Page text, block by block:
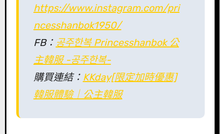
https://www.instagram.com/pri
ncesshanbok1950/
FB： 공주한복 Princesshanbok 公
主韓服 -공주한복-
購買連結： KKday[限定加時優惠]
韓服體驗｜公主韓服